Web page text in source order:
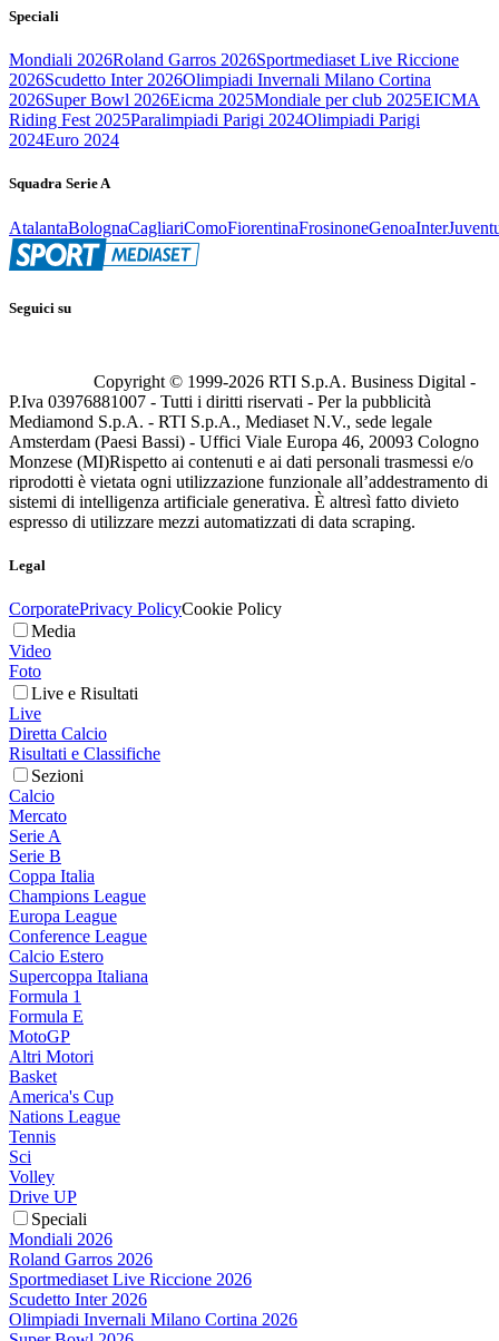
Speciali
Mondiali 2026Roland Garros 2026Sportmediaset Live Riccione
2026Scudetto Inter 2026Olimpiadi Invernali Milano Cortina
2026Super Bowl 2026Eicma 2025Mondiale per club 2025EICMA
Riding Fest 2025Paralimpiadi Parigi 2024Olimpiadi Parigi
2024Euro 2024
Squadra Serie A
AtalantaBolognaCagliariComoFiorentinaFrosinoneGenoaInter
Seguici su
Copyright © 1999-2026 RTI S.p.A. Business Digital -
P.Iva 03976881007 - Tutti i diritti riservati - Per la pubblicità
Mediamond S.p.A. - RTI S.p.A., Mediaset N.V., sede legale
Amsterdam (Paesi Bassi) - Uffici Viale Europa 46, 20093 Cologno
Monzese (MI)Rispetto ai contenuti e ai dati personali trasmessi e/o
riprodotti è vietata ogni utilizzazione funzionale all’addestramento di
sistemi di intelligenza artificiale generativa. È altresì fatto divieto
espresso di utilizzare mezzi automatizzati di data scraping.
Legal
CorporatePrivacy PolicyCookie Policy
Media
Video
Foto
Live e Risultati
Live
Diretta Calcio
Risultati e Classifiche
Sezioni
Calcio
Mercato
Serie A
Serie B
Coppa Italia
Champions League
Europa League
Conference League
Calcio Estero
Supercoppa Italiana
Formula 1
Formula E
MotoGP
Altri Motori
Basket
America's Cup
Nations League
Tennis
Sci
Volley
Drive UP
Speciali
Mondiali 2026
Roland Garros 2026
Sportmediaset Live Riccione 2026
Scudetto Inter 2026
Olimpiadi Invernali Milano Cortina 2026